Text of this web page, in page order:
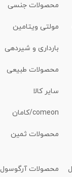
محصولات جنسی
مولتی ویتامین
بارداری و شیردهی
محصولات طبیعی
سایر کالا
comeon/کامان
محصولات ثمین
محصولات آرگوسول